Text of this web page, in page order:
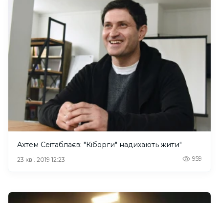
Ахтем Сеітаблаєв: "Кіборги" надихають жити"
23 кві. 2019 12:23 959